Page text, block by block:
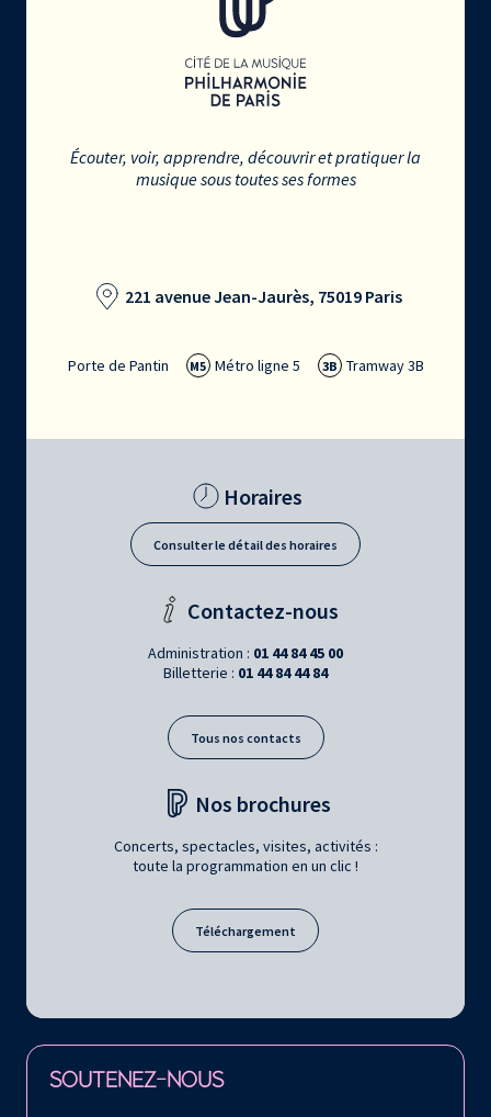
Écouter, voir, apprendre, découvrir et pratiquer la
musique sous toutes ses formes
221 avenue Jean-Jaurès, 75019 Paris
Porte de Pantin M5 Métro ligne 5 3B Tramway 3B
Horaires
Consulter le détail des horaires
Contactez-nous
Administration : 01 44 84 45 00
Billetterie : 01 44 84 44 84
Tous nos contacts
Nos brochures
Concerts, spectacles, visites, activités :
toute la programmation en un clic !
Téléchargement
SOUTENEZ-NOUS
Retrouvez la Philharmonie de Paris sur